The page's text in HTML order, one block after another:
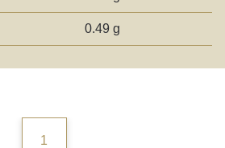
0.49 g
1